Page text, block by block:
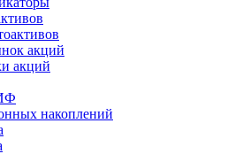
акций
акций
накоплений